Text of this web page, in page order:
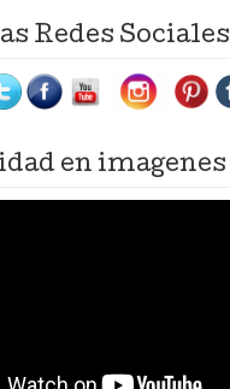
Redes Sociales
en imagenes